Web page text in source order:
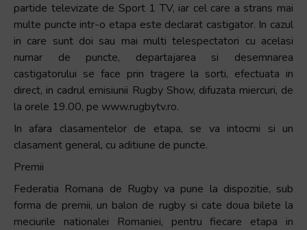
partide televizate de Sport 1 TV, iar cel care a strans mai
multe puncte intr-o etapa este declarat castigator. In cazul
in care sunt doi sau mai multi telespectatori cu acelasi
numar de puncte, departajarea si desemnarea
castigatorului se face prin tragere la sorti, efectuata in
direct, in cadrul emisiunii Rugby Show, difuzata miercuri, de
la orele 19.00, pe www.rugbytv.ro.
In afara clasamentelor de etapa, se va intocmi si un
clasament general, cu aditiune de puncte.
Premii
Federatia Romana de Rugby va pune la dispozitie, sub
forma de premii, un balon de rugby si cate doua bilete la
meciurile nationalei Romaniei, pentru fiecare etapa in